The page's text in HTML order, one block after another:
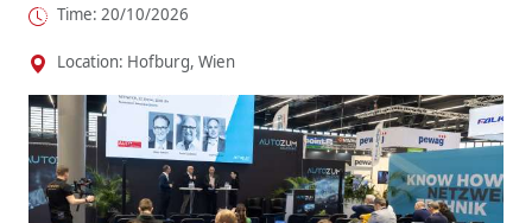
Time: 20/10/2026
Location: Hofburg, Wien